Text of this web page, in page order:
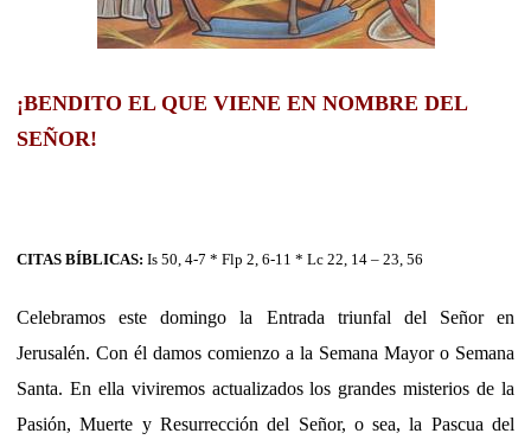
¡BENDITO EL QUE VIENE EN NOMBRE DEL
SEÑOR!
CITAS BÍBLICAS: Is 50, 4-7 * Flp 2, 6-11 * Lc 22, 14 – 23, 56
Celebramos este domingo la Entrada triunfal del Señor en
Jerusalén. Con él damos comienzo a la Semana Mayor o Semana
Santa. En ella viviremos actualizados los grandes misterios de la
Pasión, Muerte y Resurrección del Señor, o sea, la Pascua del